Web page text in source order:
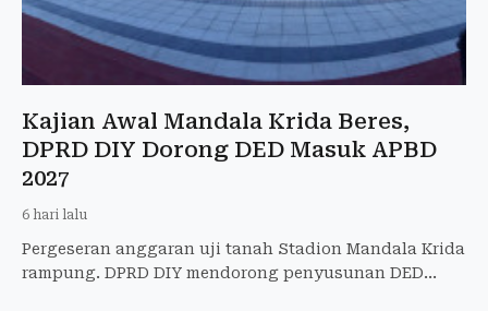
Kajian Awal Mandala Krida Beres,
DPRD DIY Dorong DED Masuk APBD
2027
6 hari lalu
Pergeseran anggaran uji tanah Stadion Mandala Krida
rampung. DPRD DIY mendorong penyusunan DED